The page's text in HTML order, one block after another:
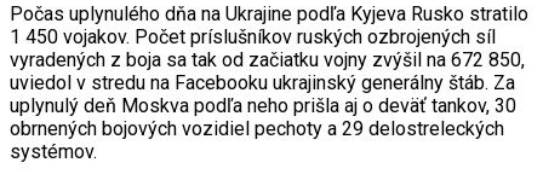
Počas uplynulého dňa na Ukrajine podľa Kyjeva Rusko stratilo
1 450 vojakov. Počet príslušníkov ruských ozbrojených síl
vyradených z boja sa tak od začiatku vojny zvýšil na 672 850,
uviedol v stredu na Facebooku ukrajinský generálny štáb. Za
uplynulý deň Moskva podľa neho prišla aj o deväť tankov, 30
obrnených bojových vozidiel pechoty a 29 delostreleckých
systémov.